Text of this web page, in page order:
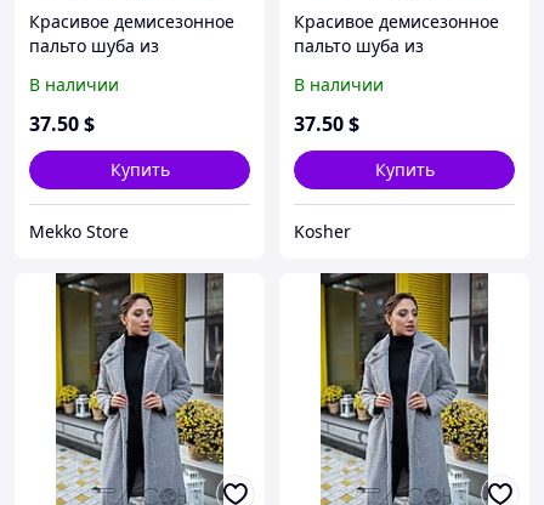
Красивое демисезонное
пальто шуба из
норма и батал большой
размер
В наличии
37.50$
Купить
Mekko Store
Красивое демисезонное
пальто шуба из
норма и батал большой
размер
В наличии
37.50$
Купить
Kosher